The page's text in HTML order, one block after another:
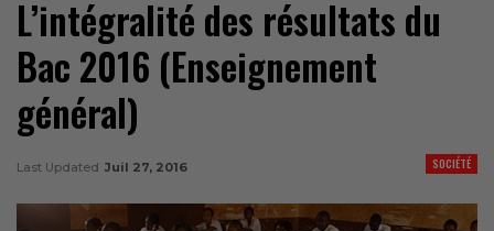
L’intégralité des résultats du
Bac 2016 (Enseignement
général)
SOCIÉTÉ
Last Updated Juil 27, 2016